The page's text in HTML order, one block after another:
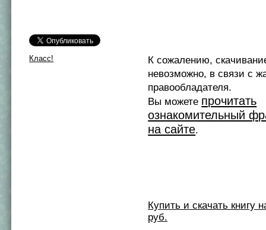
Класс!
К сожалению,
невозможно, в связи с
правообладателя.
Вы можете прочитать
ознакомительный
на сайте.
Купить и скачать книгу
руб.